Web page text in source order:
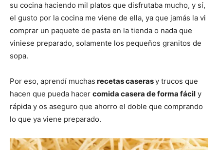
Gratis
Receta
Cocina
su cocina haciendo mil platos que disfrutaba mucho, y sí,
el gusto por la cocina me viene de ella, ya que jamás la vi
comprar un paquete de pasta en la tienda o nada que
viniese preparado, solamente los pequeños granitos de
sopa.
Por eso, aprendí muchas recetas caserasy trucos que
hacen que pueda hacer comida casera de forma fácil y
rápida y os aseguro que ahorro el doble que comprando
lo que ya viene preparado.